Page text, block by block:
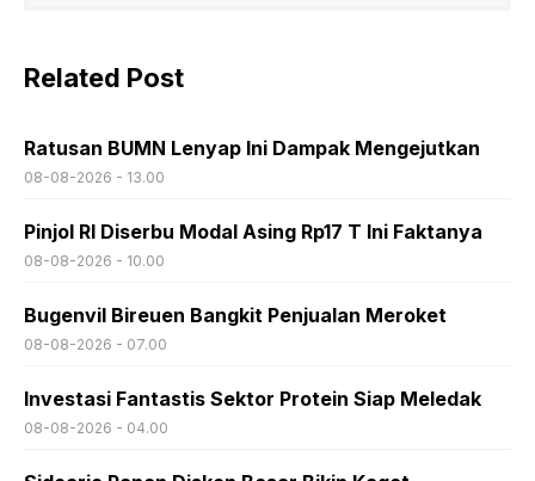
Related Post
Ratusan BUMN Lenyap Ini Dampak Mengejutkan
08-08-2026 - 13.00
Pinjol RI Diserbu Modal Asing Rp17 T Ini Faktanya
08-08-2026 - 10.00
Bugenvil Bireuen Bangkit Penjualan Meroket
08-08-2026 - 07.00
Investasi Fantastis Sektor Protein Siap Meledak
08-08-2026 - 04.00